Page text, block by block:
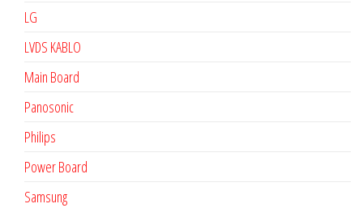
LG
LVDS KABLO
Main Board
Panosonic
Philips
Power Board
Samsung